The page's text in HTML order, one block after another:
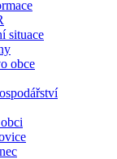
situace
obce